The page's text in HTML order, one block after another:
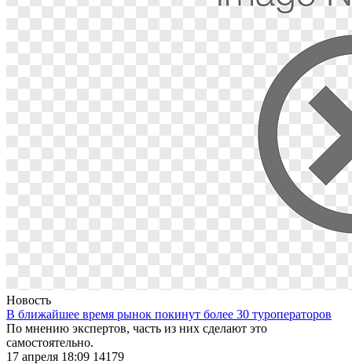
Новость
В ближайшее время рынок покинут более 30 туроператоров
По мнению экспертов, часть из них сделают это
самостоятельно.
17 апреля 18:09 14179